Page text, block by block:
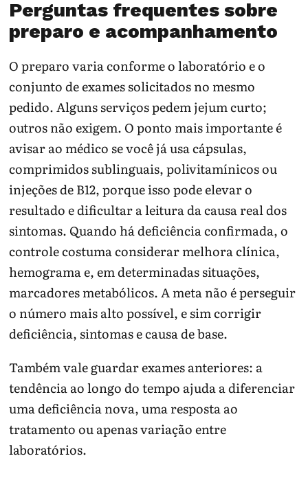
Perguntas frequentes sobre
preparo e acompanhamento
O preparo varia conforme o laboratório e o
conjunto de exames solicitados no mesmo
pedido. Alguns serviços pedem jejum curto;
outros não exigem. O ponto mais importante é
avisar ao médico se você já usa cápsulas,
comprimidos sublinguais, polivitamínicos ou
injeções de B12, porque isso pode elevar o
resultado e dificultar a leitura da causa real dos
sintomas. Quando há deficiência confirmada, o
controle costuma considerar melhora clínica,
hemograma e, em determinadas situações,
marcadores metabólicos. A meta não é perseguir
o número mais alto possível, e sim corrigir
deficiência, sintomas e causa de base.
Também vale guardar exames anteriores: a
tendência ao longo do tempo ajuda a diferenciar
uma deficiência nova, uma resposta ao
tratamento ou apenas variação entre
laboratórios.